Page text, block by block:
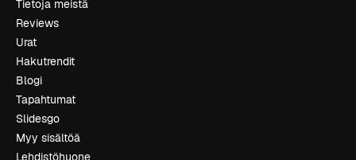
Tietoja meistä
Reviews
Urat
Hakutrendit
Blogi
Tapahtumat
Slidesgo
Myy sisältöä
Lehdistöhuone